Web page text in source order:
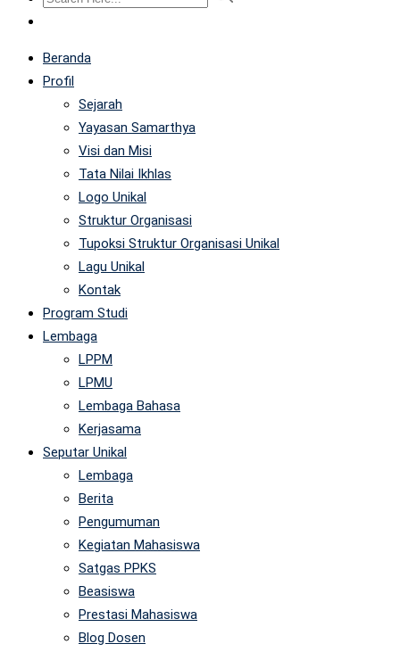
Beranda
Profil
Sejarah
Yayasan Samarthya
Visi dan Misi
Tata Nilai Ikhlas
Logo Unikal
Struktur Organisasi
Tupoksi Struktur Organisasi Unikal
Lagu Unikal
Kontak
Program Studi
Lembaga
LPPM
LPMU
Lembaga Bahasa
Kerjasama
Seputar Unikal
Lembaga
Berita
Pengumuman
Kegiatan Mahasiswa
Satgas PPKS
Beasiswa
Prestasi Mahasiswa
Blog Dosen